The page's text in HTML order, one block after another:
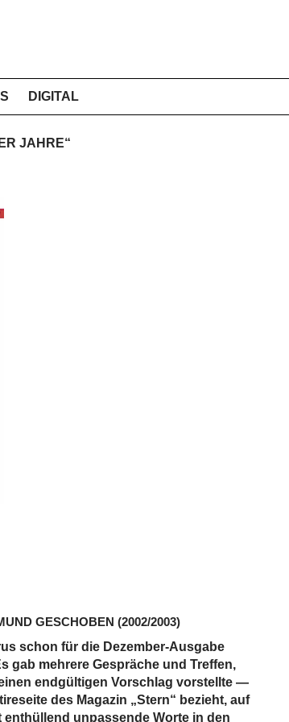
DIGITAL
JAHRE“
GESCHOBEN (2002/2003)
schon für die Dezember-Ausgabe
gab mehrere Gespräche und Treffen,
endgültigen Vorschlag vorstellte —
des Magazin „Stern“ bezieht, auf
unpassende Worte in den